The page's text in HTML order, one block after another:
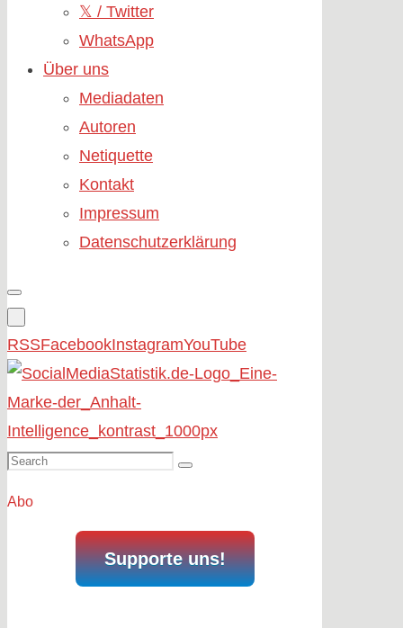
𝕏 / Twitter
WhatsApp
Über uns
Mediadaten
Autoren
Netiquette
Kontakt
Impressum
Datenschutzerklärung
RSSFacebookInstagramYouTube
Search
Search
Abo
Supporte uns!